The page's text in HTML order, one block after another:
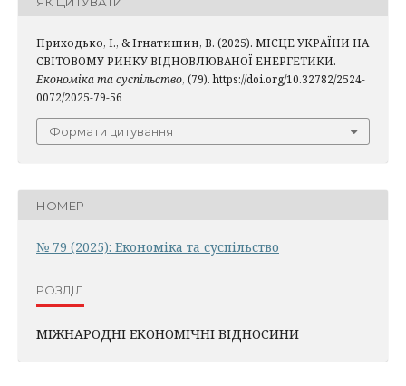
Приходько, І., & Ігнатишин, В. (2025). МІСЦЕ УКРАЇНИ НА
СВІТОВОМУ РИНКУ ВІДНОВЛЮВАНОЇ ЕНЕРГЕТИКИ.
Економіка та суспільство, (79). https://doi.org/10.32782/2524-
0072/2025-79-56
Формати цитування
НОМЕР
№ 79 (2025): Економіка та суспільство
РОЗДІЛ
МІЖНАРОДНІ ЕКОНОМІЧНІ ВІДНОСИНИ